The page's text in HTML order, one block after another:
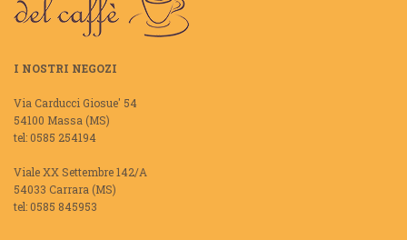
I NOSTRI NEGOZI
Via Carducci Giosue' 54
54100 Massa (MS)
tel: 0585 254194
Viale XX Settembre 142/A
54033 Carrara (MS)
tel: 0585 845953